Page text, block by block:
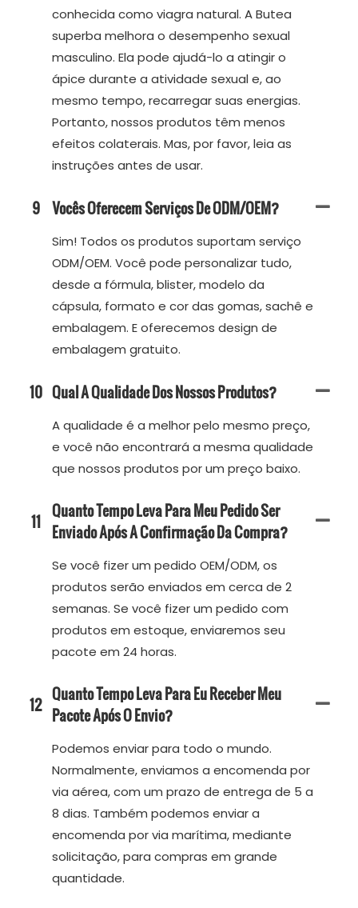
conhecida como viagra natural. A Butea
superba melhora o desempenho sexual
masculino. Ela pode ajudá-lo a atingir o
ápice durante a atividade sexual e, ao
mesmo tempo, recarregar suas energias.
Portanto, nossos produtos têm menos
efeitos colaterais. Mas, por favor, leia as
instruções antes de usar.
9 Vocês Oferecem Serviços De ODM/OEM?
Sim! Todos os produtos suportam serviço
ODM/OEM. Você pode personalizar tudo,
desde a fórmula, blister, modelo da
cápsula, formato e cor das gomas, sachê e
embalagem. E oferecemos design de
embalagem gratuito.
10 Qual A Qualidade Dos Nossos Produtos?
A qualidade é a melhor pelo mesmo preço,
e você não encontrará a mesma qualidade
que nossos produtos por um preço baixo.
11 Quanto Tempo Leva Para Meu Pedido Ser
Enviado Após A Confirmação Da Compra?
Se você fizer um pedido OEM/ODM, os
produtos serão enviados em cerca de 2
semanas. Se você fizer um pedido com
produtos em estoque, enviaremos seu
pacote em 24 horas.
12 Quanto Tempo Leva Para Eu Receber Meu
Pacote Após O Envio?
Podemos enviar para todo o mundo.
Normalmente, enviamos a encomenda por
via aérea, com um prazo de entrega de 5 a
8 dias. Também podemos enviar a
encomenda por via marítima, mediante
solicitação, para compras em grande
quantidade.